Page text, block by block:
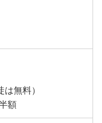
無料）
額